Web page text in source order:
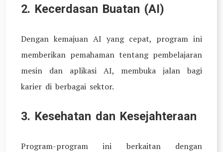
2. Kecerdasan Buatan (AI)
Dengan kemajuan AI yang cepat, program ini
memberikan pemahaman tentang pembelajaran
mesin dan aplikasi AI, membuka jalan bagi
karier di berbagai sektor.
3. Kesehatan dan Kesejahteraan
Program-program ini berkaitan dengan